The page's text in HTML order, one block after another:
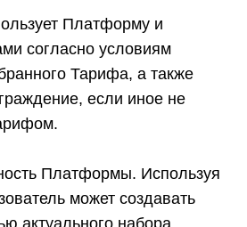
Платформу и
согласно условиям
Тарифа, а также
если иное не
Платформы. Используя
может создавать
актуального набора